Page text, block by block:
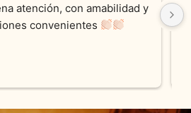
atención, me encanta!!!Es la
vez q compro, siempre